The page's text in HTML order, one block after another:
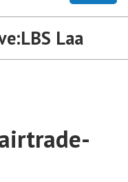
LBS Laa